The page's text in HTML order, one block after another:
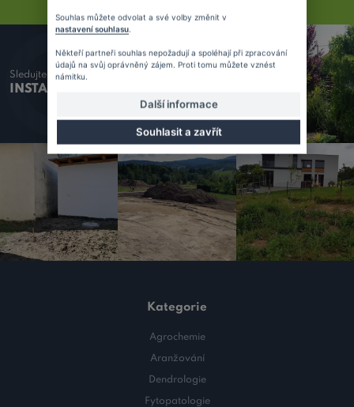
Sledujte náš
INSTAGRAM
Kategorie
Agrochemie
Aranžování
Dendrologie
Fytopatologie
Souhlas můžete odvolat a své volby změnit v
nastavení souhlasu
Někteří partneři souhlas nepožadují a spoléhají při zpracování
údajů na svůj oprávněný zájem. Proti tomu můžete vznést
námitku.
Další informace
Souhlasit a zavřít